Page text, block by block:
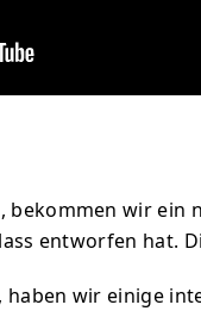
bekommen wir ein
entworfen hat.
haben wir einige